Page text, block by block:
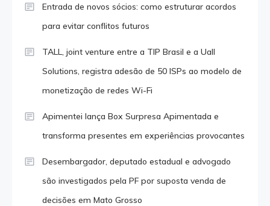
Entrada de novos sócios: como estruturar acordos
para evitar conflitos futuros
TALL, joint venture entre a TIP Brasil e a Uall
Solutions, registra adesão de 50 ISPs ao modelo de
monetização de redes Wi-Fi
Apimentei lança Box Surpresa Apimentada e
transforma presentes em experiências provocantes
Desembargador, deputado estadual e advogado
são investigados pela PF por suposta venda de
decisões em Mato Grosso